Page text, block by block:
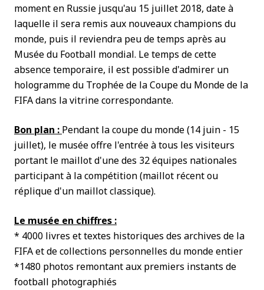
moment en Russie jusqu'au 15 juillet 2018, date à
laquelle il sera remis aux nouveaux champions du
monde, puis il reviendra peu de temps après au
Musée du Football mondial. Le temps de cette
absence temporaire, il est possible d'admirer un
hologramme du Trophée de la Coupe du Monde de la
FIFA dans la vitrine correspondante.
Bon plan : Pendant la coupe du monde (14 juin - 15
juillet), le musée offre l'entrée à tous les visiteurs
portant le maillot d'une des 32 équipes nationales
participant à la compétition (maillot récent ou
réplique d'un maillot classique).
Le musée en chiffres :
* 4000 livres et textes historiques des archives de la
FIFA et de collections personnelles du monde entier
*1480 photos remontant aux premiers instants de
football photographiés